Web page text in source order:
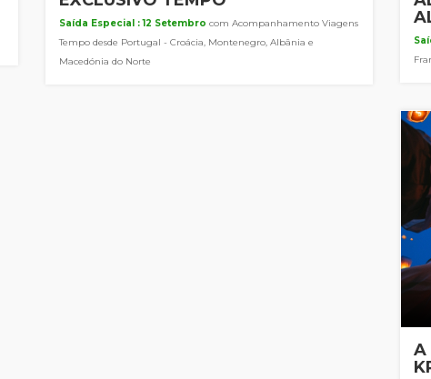
Saída Especial : 12 Setembro com Acompanhamento Viagens
Tempo desde Portugal - Croácia, Montenegro, Albânia e
Macedónia do Norte
A